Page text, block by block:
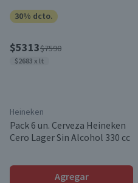
30% dcto.
$5313$7590
$2683 x lt
Heineken
Pack 6 un. Cerveza Heineken
Cero Lager Sin Alcohol 330 cc
Agregar